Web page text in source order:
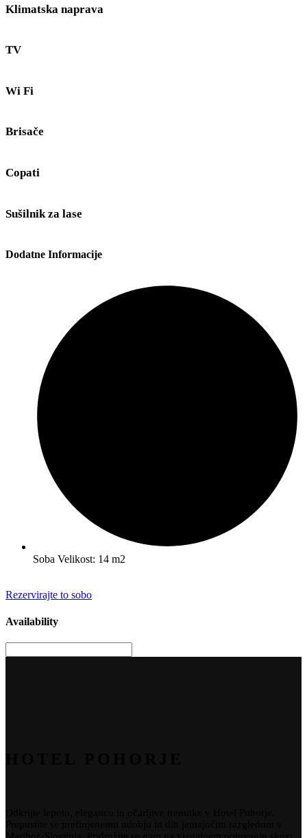
Klimatska naprava
TV
Wi Fi
Brisače
Copati
Sušilnik za lase
Dodatne Informacije
Soba Velikost: 14 m2
Rezervirajte to sobo
Availability